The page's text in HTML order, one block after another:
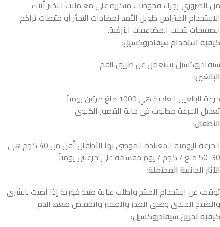
من الضروري إجراء فحوصات متكررة على معاملات التخثر أثناء
الاستخدام المتزامن طويل الأمد لمضادات التخثر أو مثبطات تراكم
الصفيحات لتجنب المضاعفات النزفية.
كيفية استخدامسيفادروكسيل:
سيفادروكسيل يستعمل عن طريق الفم
البالغين:
جرعة البالغين العادية هي 1000 ملغ مرتين يومياً.
تعديل الجرعة مطلوب في حالة القصور الكلوي
الأطفال:
الجرعة اليومية المعتادة الموصى بها للأطفال أقل من 40 كجم هي
30-50 ملغ / كجم / يوم مقسمة على جرعتين يومياً
الآثارالجانبية المحتملة:
توقف عن استخدام المنتج واطلب عناية طبية فورية إذا أصبت بالشرى
والطفح الجلدي وضيق الصدر والصفير وانخفاض ضغط الدم
كيفيةتخزينسيفادروكسيل: